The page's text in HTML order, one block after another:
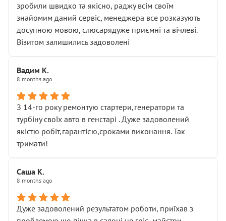
зробили швидко та якісно, раджу всім своїм
знайомим даний сервіс, менеджера все розказують
досупною мовою, слюсарядуже приємні та вічлеві.
Візитом залишились задоволені
Вадим К.
8 months ago
З 14-го року ремонтую стартери,генератори та
турбіну своїх авто в генстарі . Дуже задоволений
якістю робіт,гарантією,сроками виконання. Так
тримати!
Саша К.
8 months ago
Дуже задоволений результатом роботи, приїхав з